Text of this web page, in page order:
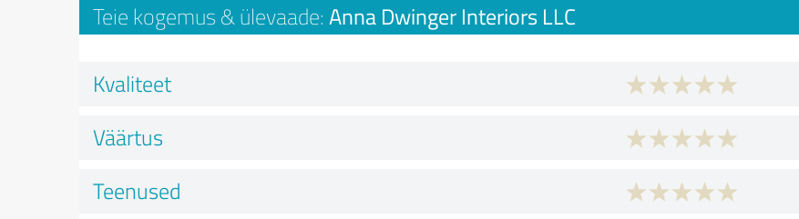
Teie kogemus & ülevaade: Anna Dwinger Interiors LLC
Kvaliteet
Väärtus
Teenused